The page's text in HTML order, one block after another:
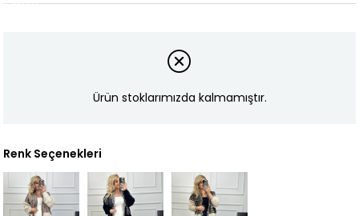
Ürün stoklarımızda kalmamıştır.
Renk Seçenekleri